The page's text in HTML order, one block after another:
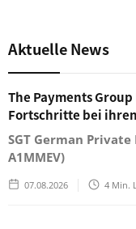
Aktuelle News
The Payments
Fortschritte bei
SGT German Private
A1MMEV)
07.08.2026 4 Min.